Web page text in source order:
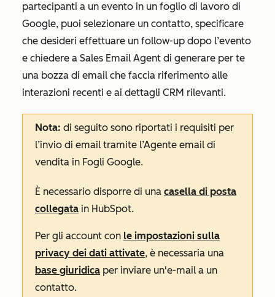
partecipanti a un evento in un foglio di lavoro di
Google, puoi selezionare un contatto, specificare
che desideri effettuare un follow-up dopo l’evento
e chiedere a Sales Email Agent di generare per te
una bozza di email che faccia riferimento alle
interazioni recenti e ai dettagli CRM rilevanti.
Nota: di seguito sono riportati i requisiti per
l’invio di email tramite l’Agente email di
vendita in Fogli Google.
È necessario disporre di una casella di posta
collegata in HubSpot.
Per gli account con le impostazioni sulla
privacy dei dati attivate, è necessaria una
base giuridica per inviare un'e-mail a un
contatto.